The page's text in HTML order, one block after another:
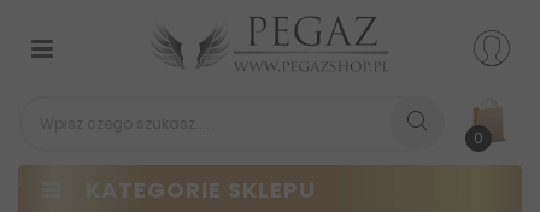
0
KATEGORIE SKLEPU
Przełącz
nawigacji